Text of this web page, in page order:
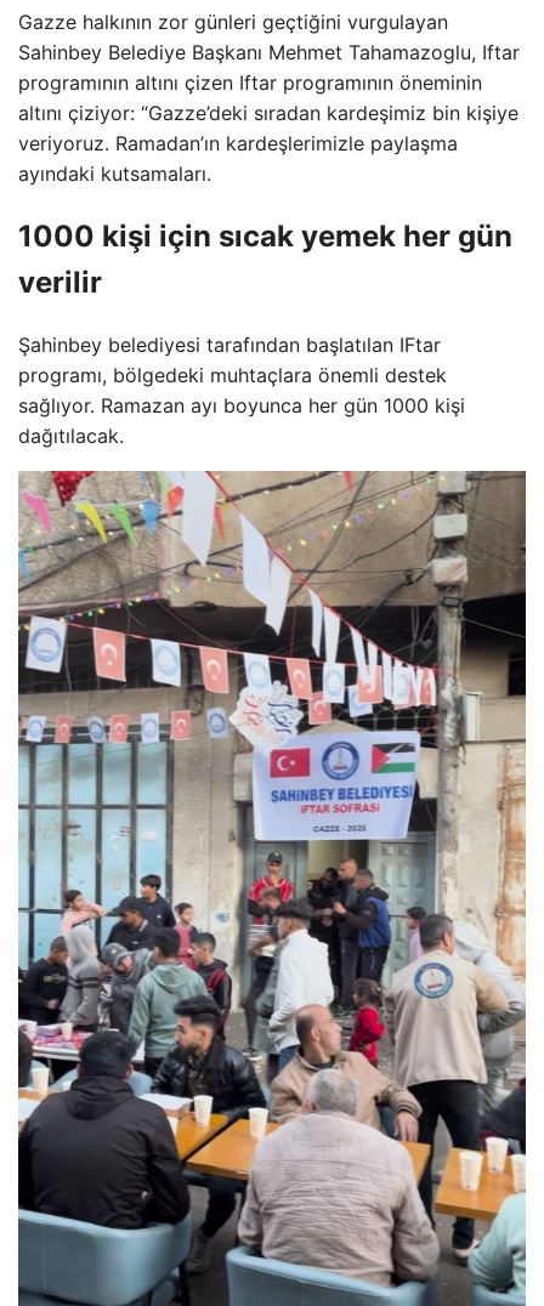
Gazze halkının zor günleri geçtiğini vurgulayan
Sahinbey Belediye Başkanı Mehmet Tahamazoglu, Iftar
programının altını çizen Iftar programının öneminin
altını çiziyor: “Gazze’deki sıradan kardeşimiz bin kişiye
veriyoruz. Ramadan’ın kardeşlerimizle paylaşma
ayındaki kutsamaları.
1000 kişi için sıcak yemek her gün
verilir
Şahinbey belediyesi tarafından başlatılan IFtar
programı, bölgedeki muhtaçlara önemli destek
sağlıyor. Ramazan ayı boyunca her gün 1000 kişi
dağıtılacak.